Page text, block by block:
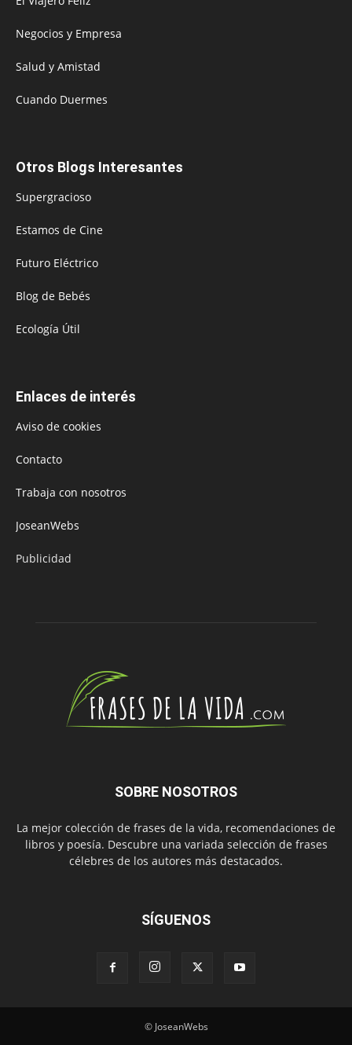
Negocios y Empresa
Salud y Amistad
Cuando Duermes
Otros Blogs Interesantes
Supergracioso
Estamos de Cine
Futuro Eléctrico
Blog de Bebés
Ecología Útil
Enlaces de interés
Aviso de cookies
Contacto
Trabaja con nosotros
JoseanWebs
Publicidad
SOBRE NOSOTROS
La mejor colección de frases de la vida, recomendaciones de
libros y poesía. Descubre una variada selección de frases
célebres de los autores más destacados.
SÍGUENOS
© JoseanWebs